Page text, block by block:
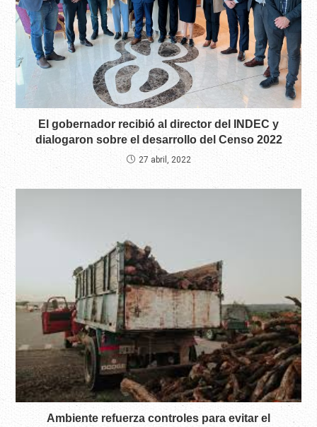
El gobernador recibió al director del INDEC y
dialogaron sobre el desarrollo del Censo 2022
27 abril, 2022
Ambiente refuerza controles para evitar el